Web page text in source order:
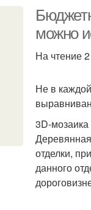
можно
На чтение
Не в
3D-
отделки,
данного